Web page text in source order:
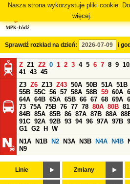
Nasza strona wykorzystuje pliki cookie.
więcej.
Sprawdź rozkład na dzień: i
Z Z1 Z2 0 1 2 3 4 5 6 7 8 9
41 43 45
Z3 Z6 Z13 Z43 50A 50B 51A 51B
55B 55C 56 57 58A 58B 59 60A
64A 64B 65A 65B 66 67 68 69A
73 75A 75B 76 77 78 80A 80B
84B 85A 85B 86 87A 87B 88A
91C 92A 92B 93 94 96 97A 97B
G1 G2 H
W
N1A
N1B N2 N3A N3B N4A N4B
N9
Linie Zmiany